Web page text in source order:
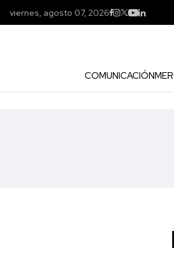
viernes, agosto 07, 2026
COMUNICACIÓN